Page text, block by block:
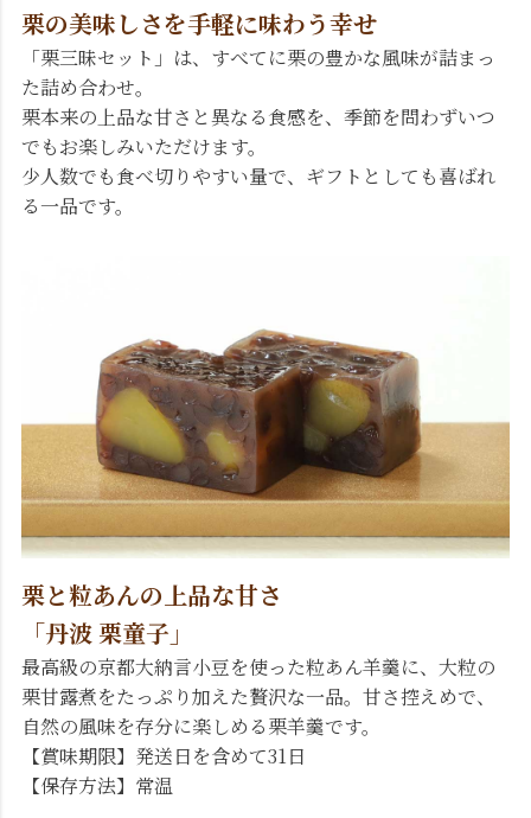
栗の美味しさを手軽に味わう幸せ
「栗三昧セット」は、すべてに栗の豊かな風味が詰まっ
た詰め合わせ。
栗本来の上品な甘さと異なる食感を、季節を問わずいつ
でもお楽しみいただけます。
少人数でも食べ切りやすい量で、ギフトとしても喜ばれ
る一品です。
栗と粒あんの上品な甘さ
「丹波 栗童子」
最高級の京都大納言小豆を使った粒あん羊羹に、大粒の
栗甘露煮をたっぷり加えた贅沢な一品。甘さ控えめで、
自然の風味を存分に楽しめる栗羊羹です。
【賞味期限】発送日を含めて31日
【保存方法】常温